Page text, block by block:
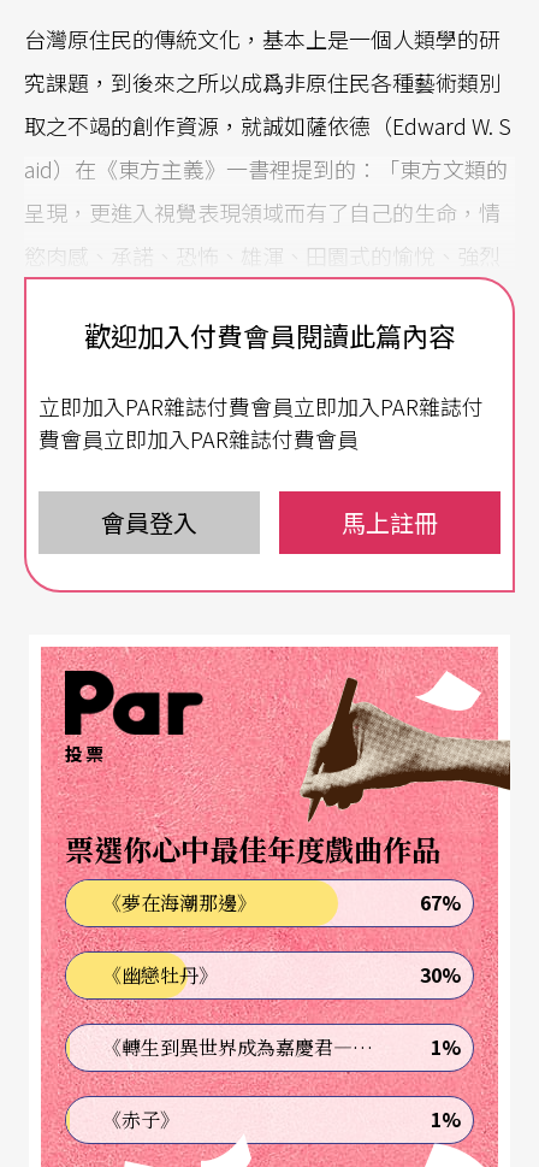
台灣原住民的傳統文化，基本上是一個人類學的研
究課題，到後來之所以成爲非原住民各種藝術類別
取之不竭的創作資源，就誠如薩依德（Edward W. S
aid）在《東方主義》一書裡提到的：「東方文類的
呈現，更進入視覺表現領域而有了自己的生命，情
慾肉感、承諾、恐怖、雄渾、田園式的愉悅、強烈
的能量……」（立緒版，頁182），薩依德的說法，
其實更爲凸顯「東方文類」話語中所意涵的「異國
二〇〇〇年法國里昂雙年展的策展主題就是「異國
情調」，策展人Jean Hubert Martin提到:「『異國
情調』素來是白人對弱勢文化的一種從上而下的欣
賞態度。然而，『異』只是一個相對的概念──如
『異』。所以，如果要在互相觀望，沒有上下之分
的位置上，用『異國情調』是不恰當的。但我們沒
有更好的詞語可用；爲了使用意清晰，只好將就以
『異國情調平分』（sharing exoticisms）這個字眼
比較平等。」（《明報月刊》，2000年9月，周旋
捷，頁63）
被發明打造出來的傳統
台灣近年原住民文化熱的興起，因與原住民傳統文
化中的祭儀與歌舞緊密地聯結在一起，而掩蓋住某
些重要的現實議題。作爲局外人的漢人，如何利用
那些祭儀、歌舞等素材，將之拚貼成爲原住民種族
歡迎加入付費會員閱讀此篇內容
立即加入PAR雜誌付費會員立即加入PAR雜誌付
費會員立即加入PAR雜誌付費會員
會員登入 馬上註冊
投票
票選你心中最佳年度戲曲作品
《夢在海潮那邊》 67%
《幽戀牡丹》 30%
《轉生到異世界成為嘉慶君—發現我的祖先是詐騙集團!?》 1%
《赤子》 1%